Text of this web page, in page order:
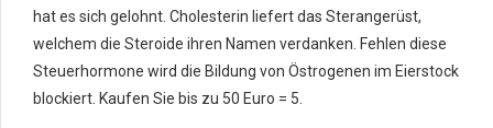
hat es sich gelohnt. Cholesterin liefert das Sterangerüst,
welchem die Steroide ihren Namen verdanken. Fehlen diese
Steuerhormone wird die Bildung von Östrogenen im Eierstock
blockiert. Kaufen Sie bis zu 50 Euro = 5.